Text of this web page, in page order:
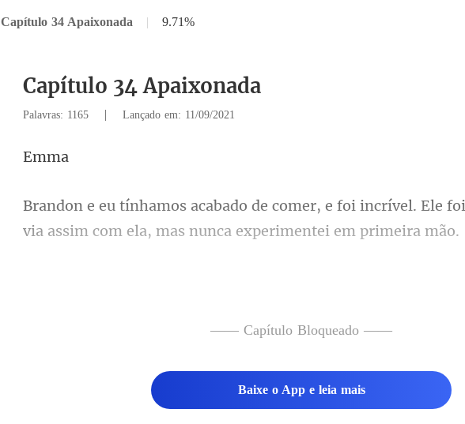
Capítulo 34 Apaixonada | 9.71%
Capítulo 34 Apaixonada
Palavras: 1165 | Lançado em: 11/09/2021
m
incrível. Ele
via assim com
seguisse,
—— Capítulo Bloqueado ——
Baixe o App e leia mais